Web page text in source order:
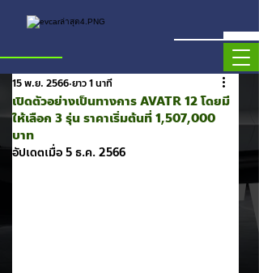
เปิดตัวอย่างเป็นทางการ AVATR 12 โดยมี
ให้เลือก 3 รุ่น ราคาเริ่มต้นที่ 1,507,000
บาท
15 พ.ย. 2566 ยาว 1 นาที
อัปเดตเมื่อ5 ธ.ค. 2566